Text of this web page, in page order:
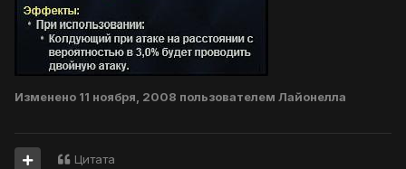
Изменено 11 ноября, 2008 пользователем Лайонелла
Цитата